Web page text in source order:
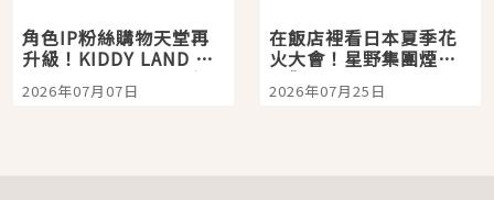
角色IP粉絲購物天堂再
升級！KIDDY LAND 原
宿店吉伊卡哇迎客，新
開幕 OMOKADO 店3分
2026年07月07日
在飯店裡看日本夏季花
火大會！星野集團煙火
景觀飯店6選，讓你不用
人擠人悠閒欣賞
2026年07月25日